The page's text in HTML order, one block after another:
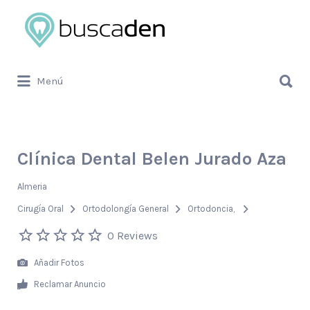
Buscar
por:
Menú
por:
Clínica Dental Belen Jurado Aza
Almeria
Cirugía Oral Ortodolongía General Ortodoncia
0 Reviews
Añadir Fotos
Reclamar Anuncio